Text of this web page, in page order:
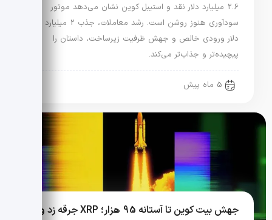
2.6 میلیارد دلار نقد و استیبل کوین نشان می‌دهد موتور
سودآوری هنوز روشن است. رشد معاملات، جذب 2 میلیارد
دلار ورودی خالص و جهش ظرفیت زیرساخت، داستان را
پیچیده‌تر و جذاب‌تر می‌کند.
5 ماه پیش
جهش بیت کوین تا آستانه 95 هزار؛ XRP جرقه زد و